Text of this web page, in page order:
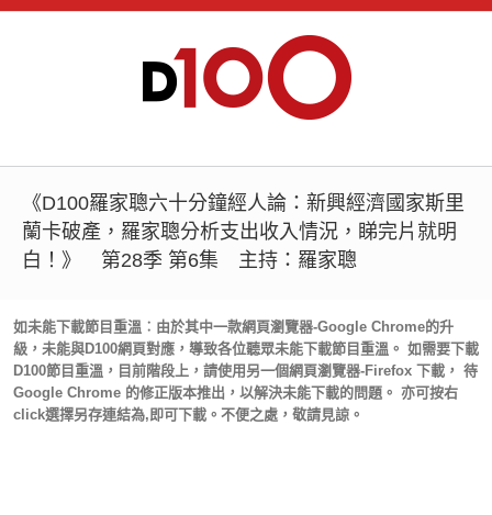
《D100羅家聰六十分鐘經人論：新興經濟國家斯里
蘭卡破產，羅家聰分析支出收入情況，睇完片就明
白！》 第28季 第6集 主持：羅家聰
如未能下載節目重溫︰由於其中一款網頁瀏覽器-Google Chrome的升
級，未能與D100網頁對應，導致各位聽眾未能下載節目重溫。 如需要下載
D100節目重溫，目前階段上，請使用另一個網頁瀏覽器-Firefox 下載， 待
Google Chrome 的修正版本推出，以解決未能下載的問題。 亦可按右
click選擇另存連結為,即可下載。不便之處，敬請見諒。